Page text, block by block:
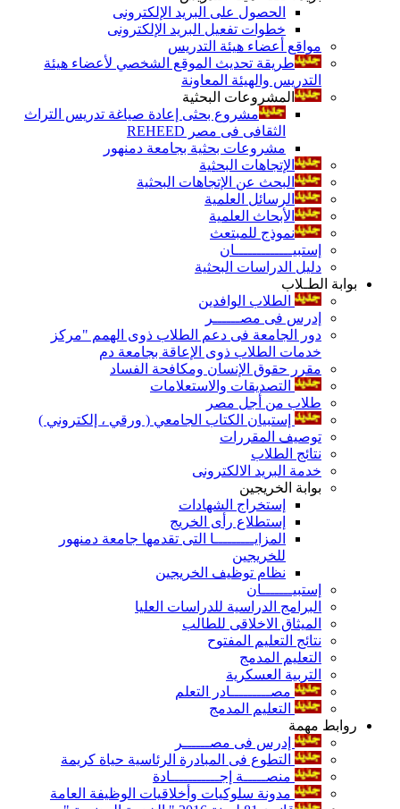
الحصول على البريد الإلكترونى
خطوات تفعيل البريد الإلكترونى
مواقع أعضاء هيئة التدريس
طريقة تحديث الموقع الشخصي لأعضاء هيئة
التدريس والهيئة المعاونة
المشروعات البحثية
مشروع بحثى إعادة صياغة تدريس التراث
الثقافى فى مصر REHEED
مشروعات بحثية بجامعة دمنهور
الإتجاهات البحثية
البحث عن الإتجاهات البحثية
الرسائل العلمية
الأبحاث العلمية
نموذج للمبتعث
إستبيـــــــــــــان
دليل الدراسات البحثية
بوابة الطـلاب
الطلاب الوافدين
إدرس فى مصــــــر
دور الجامعة فى دعم الطلاب ذوى الهمم "مركز
خدمات الطلاب ذوى الإعاقة بجامعة دم
مقرر حقوق الإنسان ومكافحة الفساد
التصديقات والاستعلامات
طلاب من أجل مصر
إستبيان الكتاب الجامعي ( ورقي ، إلكتروني )
توصيف المقررات
نتائج الطلاب
خدمة البريد الالكترونى
بوابة الخريجين
إستخراج الشهادات
إستطلاع رأى الخريج
المزايـــــــــا التى تقدمها جامعة دمنهور
للخريجين
نظام توظيف الخريجين
إستبيـــــــان
البرامج الدراسية للدراسات العليا
الميثاق الاخلاقى للطالب
نتائج التعليم المفتوح
التعليم المدمج
التربية العسكرية
مصـــــــــادر التعلم
التعليم المدمج
روابط مهمة
إدرس فى مصــــــر
التطوع فى المبادرة الرئاسية حياة كريمة
منصـــــة إجـــــــــــادة
مدونة سلوكيات وأخلاقيات الوظيفة العامة